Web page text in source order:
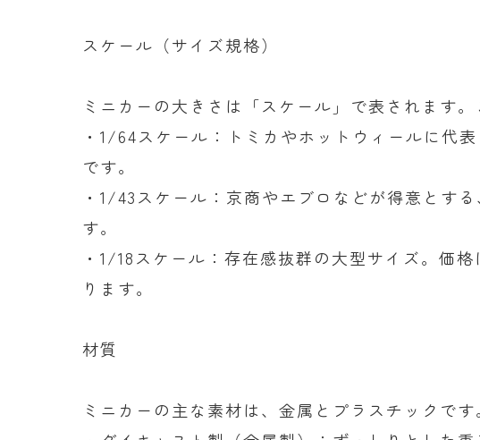
スケール（サイズ規格）
ミニカーの大きさは「スケール」で表されます
・1/64スケール：トミカやホットウィールに代
です。
・1/43スケール：京商やエブロなどが得意とす
す。
・1/18スケール：存在感抜群の大型サイズ。価
ります。
材質
ミニカーの主な素材は、金属とプラスチックです